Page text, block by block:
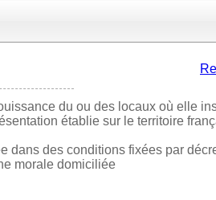
du ou des locaux où elle
établie sur le territoire
dans des conditions fixées par
morale domiciliée